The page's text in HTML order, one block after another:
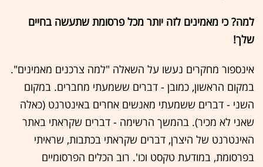
למה? כי מאמינים לזה יותר מכל פרסומת שתעשה בחיים
שלך!
אינספור מחקרים נעשו על השאלה "למה צרכנים מאמינים".
במקום הראשון, כמובן - דברים ששמעתי מחברים. במקום
השני - דברים ששמעתי מאנשים אחרים באינטרנט (כאלה
שאני לא מכיר). בהמשך הרשימה - דברים שקראתי באתר
האינטרנט של היצרן, דברים שקראתי בכתבות, שראיתי
בפרסומת, במודעת טקסט וכו'. רוב הכלים הפרסומיים